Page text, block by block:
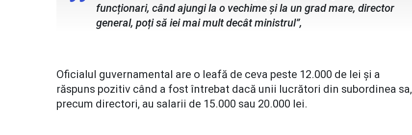
funcționari, când ajungi la o vechime și la un grad mare, director
general, poți să iei mai mult decât ministrul”,
Oficialul guvernamental are o leafă de ceva peste 12.000 de lei și a
răspuns pozitiv când a fost întrebat dacă unii lucrători din subordinea sa,
precum directori, au salarii de 15.000 sau 20.000 lei.